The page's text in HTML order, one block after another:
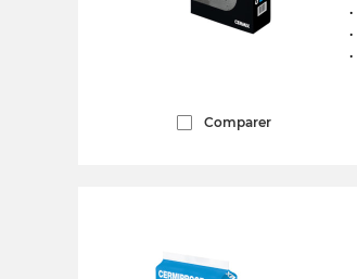
Comparer